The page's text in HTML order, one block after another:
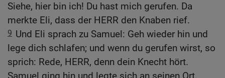
Siehe, hier bin ich! Du hast mich gerufen. Da
merkte Eli, dass der HERR den Knaben rief.
9 Und Eli sprach zu Samuel: Geh wieder hin und
lege dich schlafen; und wenn du gerufen wirst, so
sprich: Rede, HERR, denn dein Knecht hört.